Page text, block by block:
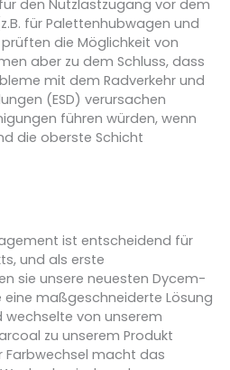
den Nutzlastzugang vor dem
für Palettenhubwagen und
die Möglichkeit von
aber zu dem Schluss, dass
mit dem Radverkehr und
(ESD) verursachen
führen würden, wenn
die oberste Schicht
ist entscheidend für
und als erste
sie unsere neuesten Dycem-
eine maßgeschneiderte Lösung
von unserem
zu unserem Produkt
Farbwechsel macht das